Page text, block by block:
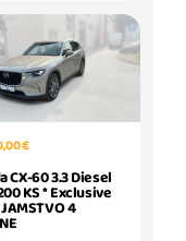
€
CX-60 3.3 Diesel
KS * Exclusive
4